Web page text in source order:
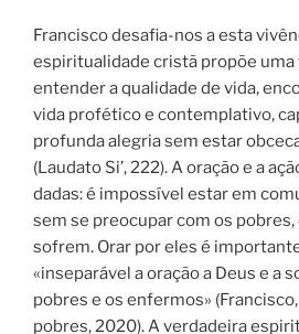
Francisco desafia-nos a esta
espiritualidade cristã propõe
entender a qualidade de vida,
vida profético e contemplativo,
profunda alegria sem estar
(Laudato Si’, 222). A oração e a
dadas: é impossível estar em
sem se preocupar com os pobres,
sofrem. Orar por eles é
«inseparável a oração a Deus e a
pobres e os enfermos»
pobres, 2020). A verdadeira